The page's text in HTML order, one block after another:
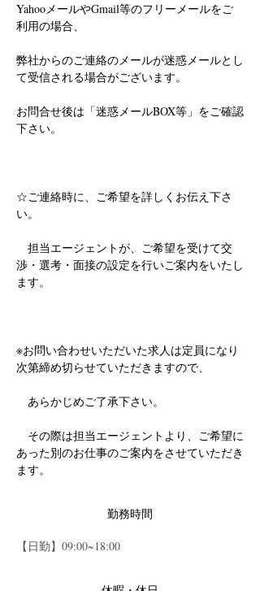
YahooメールやGmail等のフリーメールをご
利用の場合、
弊社からのご連絡のメールが迷惑メールとし
て受信される場合がございます。
お問合せ後は「迷惑メールBOX等」をご確認
下さい。
☆ご連絡時に、ご希望を詳しくお伝え下さ
い。
担当エージェントが、ご希望を受けて交
渉・選考・面接の設定を行いご案内をいたし
ます。
※お問い合わせいただいた求人は定員になり
次第締め切らせていただきますので、
あらかじめご了承下さい。
その際は担当エージェントより、ご希望に
あった別のお仕事のご案内をさせていただき
ます。
勤務時間
【日勤】09:00~18:00